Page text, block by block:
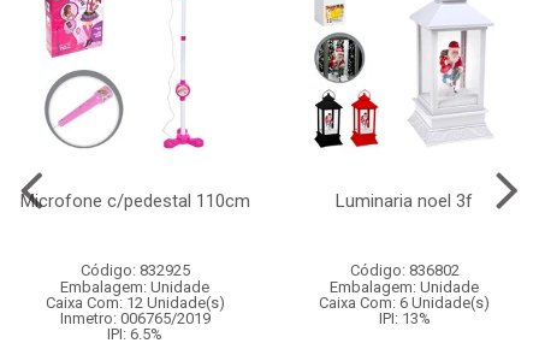
Microfone c/pedestal 110cm
Código: 832925
Embalagem: Unidade
Caixa Com: 12 Unidade(s)
Inmetro: 006765/2019
IPI: 6.5%
Luminaria noel 3f
Código: 836802
Embalagem: Unidade
Caixa Com: 6 Unidade(s)
IPI: 13%